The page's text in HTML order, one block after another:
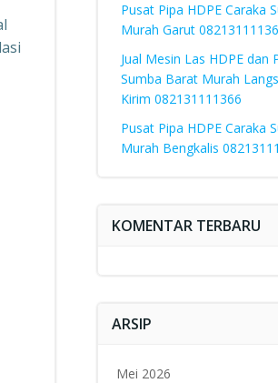
Pusat Pipa HDPE Caraka
Murah Garut
Jual Mesin Las HDPE dan
Sumba Barat Murah
Kirim 082131111366
Pusat Pipa HDPE Caraka
Murah Bengkalis
KOMENTAR TERBARU
ARSIP
Mei 2026